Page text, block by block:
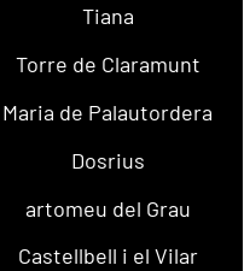
Tiana
Torre de Claramunt
Maria de Palautordera
Dosrius
artomeu del Grau
Castellbell i el Vilar